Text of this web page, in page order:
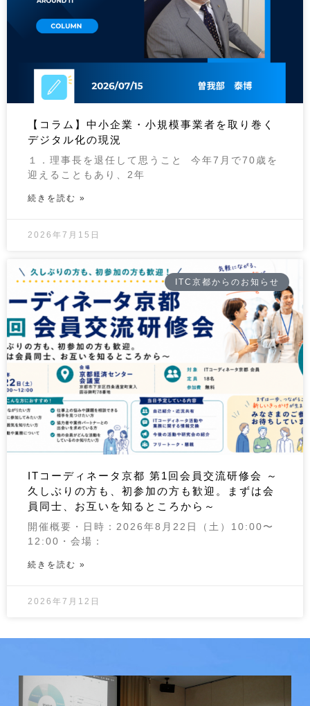
【コラム】中小企業・小規模事業者を取り巻く
デジタル化の現況
１．理事長を退任して思うこと 今年7月で70歳を
迎えることもあり、2年
続きを読む »
2026年7月15日
ITC京都からのお知らせ
ITコーディネータ京都 第1回会員交流研修会 ～
久しぶりの方も、初参加の方も歓迎。まずは会
員同士、お互いを知るところから～
開催概要・日時：2026年8月22日（土）10:00〜
12:00・会場：
続きを読む »
2026年7月12日